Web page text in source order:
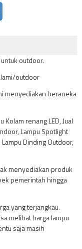
outdoor.
outdoor
menyediakan beraneka
Kolam renang LED, Jual
Lampu Spotlight
Dinding Outdoor,
menyediakan produk
pemerintah hingga
yang terjangkau.
melihat harga lampu
saja masih